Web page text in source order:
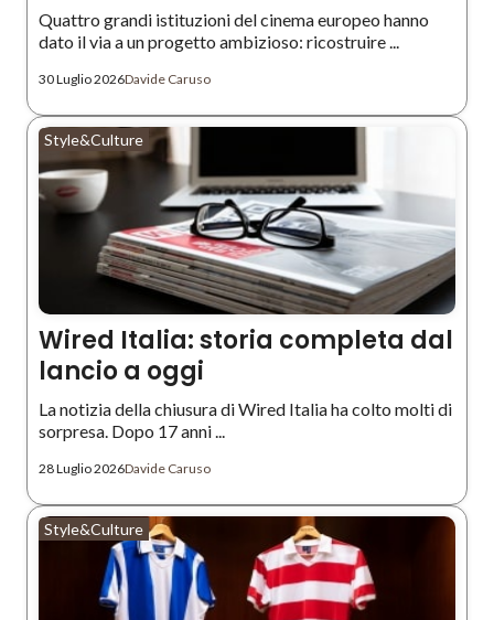
Quattro grandi istituzioni del cinema europeo hanno
dato il via a un progetto ambizioso: ricostruire ...
30 Luglio 2026Davide Caruso
Style&Culture
Wired Italia: storia completa dal
lancio a oggi
La notizia della chiusura di Wired Italia ha colto molti di
sorpresa. Dopo 17 anni ...
28 Luglio 2026Davide Caruso
Style&Culture